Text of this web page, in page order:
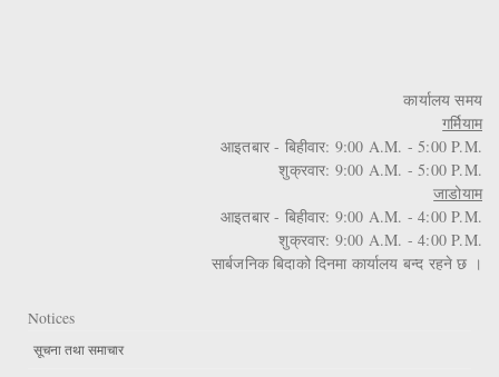
कार्यालय समय
गर्मियाम
आइतबार - बिहीवार: 9:00 A.M. - 5:00 P.M.
शुक्रवार: 9:00 A.M. - 5:00 P.M.
जाडोयाम
आइतबार - बिहीवार: 9:00 A.M. - 4:00 P.M.
शुक्रवार: 9:00 A.M. - 4:00 P.M.
सार्बजनिक बिदाको दिनमा कार्यालय बन्द रहने छ ।
Notices
सूचना तथा समाचार